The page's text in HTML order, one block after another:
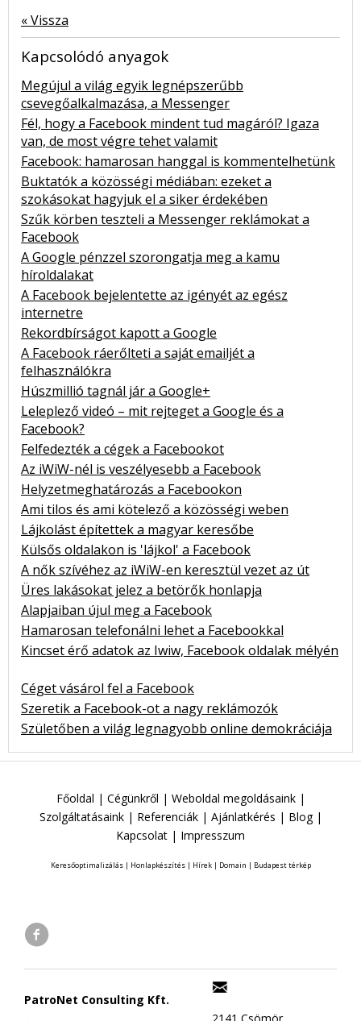
« Vissza
Kapcsolódó anyagok
Megújul a világ egyik legnépszerűbb
csevegőalkalmazása, a Messenger
Fél, hogy a Facebook mindent tud magáról? Igaza
van, de most végre tehet valamit
Facebook: hamarosan hanggal is kommentelhetünk
Buktatók a közösségi médiában: ezeket a
szokásokat hagyjuk el a siker érdekében
Szűk körben teszteli a Messenger reklámokat a
Facebook
A Google pénzzel szorongatja meg a kamu
híroldalakat
A Facebook bejelentette az igényét az egész
internetre
Rekordbírságot kapott a Google
A Facebook ráerőlteti a saját emailjét a
felhasználókra
Húszmillió tagnál jár a Google+
Leleplező videó – mit rejteget a Google és a
Facebook?
Felfedezték a cégek a Facebookot
Az iWiW-nél is veszélyesebb a Facebook
Helyzetmeghatározás a Facebookon
Ami tilos és ami kötelező a közösségi weben
Lájkolást építettek a magyar keresőbe
Külsős oldalakon is 'lájkol' a Facebook
A nők szívéhez az iWiW-en keresztül vezet az út
Üres lakásokat jelez a betörők honlapja
Alapjaiban újul meg a Facebook
Hamarosan telefonálni lehet a Facebookkal
Kincset érő adatok az Iwiw, Facebook oldalak mélyén
Céget vásárol fel a Facebook
Szeretik a Facebook-ot a nagy reklámozók
Születőben a világ legnagyobb online demokráciája
Főoldal | Cégünkről | Weboldal megoldásaink|
Szolgáltatásaink| Referenciák| Ajánlatkérés | Blog|
Kapcsolat | Impresszum
Keresőoptimalizálás| Honlapkészítés| Hírek| Domain | Budapest térkép
PatroNet Consulting Kft.
2141 Csömör,